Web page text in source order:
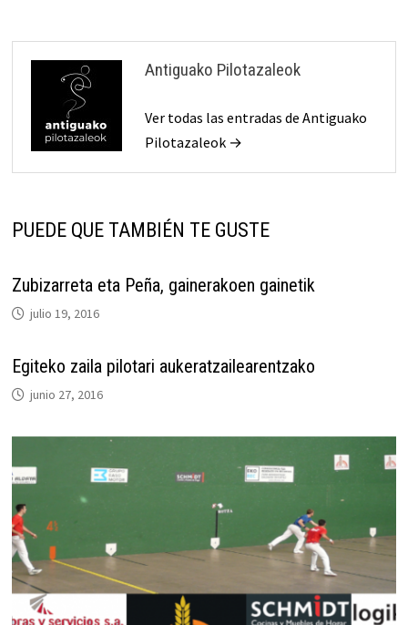
Antiguako Pilotazaleok
Ver todas las entradas de Antiguako
Pilotazaleok →
PUEDE QUE TAMBIÉN TE GUSTE
Zubizarreta eta Peña, gainerakoen gainetik
julio 19, 2016
Egiteko zaila pilotari aukeratzailearentzako
junio 27, 2016